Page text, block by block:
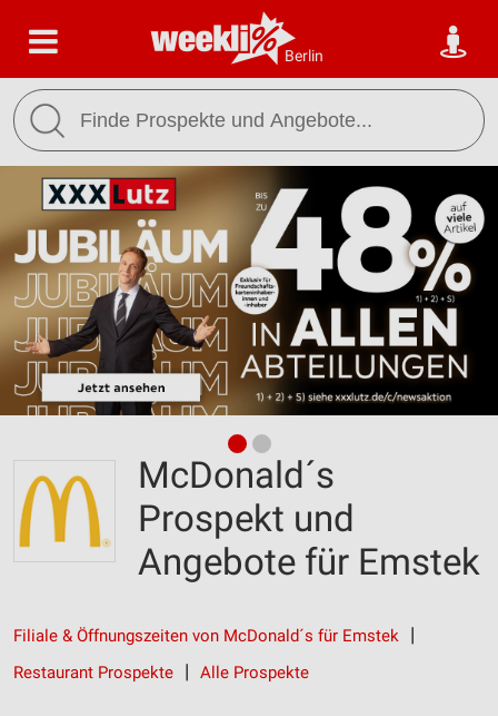
Berlin
McDonald´s
Prospekt und
Angebote für Emstek
Filiale & Öffnungszeiten von McDonald´s für Emstek
Restaurant Prospekte
Alle Prospekte